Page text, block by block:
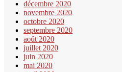
décembre 2020
novembre 2020
octobre 2020
septembre 2020
août 2020
juillet 2020
juin 2020
mai 2020